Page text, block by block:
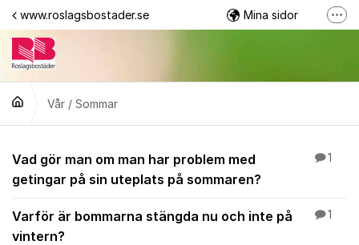
Hoppa till innehåll
www.roslagsbostader.se Mina sidor
Vår / Sommar
Vår / Sommar
Vad gör man om man har problem med
getingar på sin uteplats på sommaren?
1
Varför är bommarna stängda nu och inte på
vintern?
1